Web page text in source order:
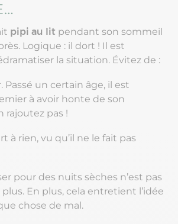
pipi au lit pendant son sommeil
Logique : il dort ! Il est
la situation. Évitez de :
Passé un certain âge, il est
à avoir honte de son
rajoutez pas !
à rien, vu qu’il ne le fait pas
pour des nuits sèches n’est pas
En plus, cela entretient l’idée
chose de mal.